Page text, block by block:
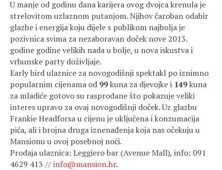
U manje od godinu dana karijera ovog dvojca krenula je
strelovitom uzlaznom putanjom. Njihov čaroban odabir
glazbe i energija koju dijele s publikom najbolja je
pozivnica svima za nezaboravan doček nove 2013.
godine godine velikih nada u bolje, u nova iskustva i
vrhunske party doživljaje.
Early bird ulaznice za novogodišnji spektakl po iznimno
popularnim cijenama od 99kuna za djevojke i 149kuna
za mladiće gotovo su rasprodane što pokazuje veliki
interes upravo za ovaj novogodišnji doček. Uz glazbu
Frankie Headforsa u cijenu je uključena i konzumacija
pića, ali i brojna druga iznenađenja koja nas očekuju u
Mansionu u ovoj posebnoj noći.
Prodaja ulaznica: Leggiero bar (Avenue Mall), info: 091
4629 413 //info@mansion.hr.